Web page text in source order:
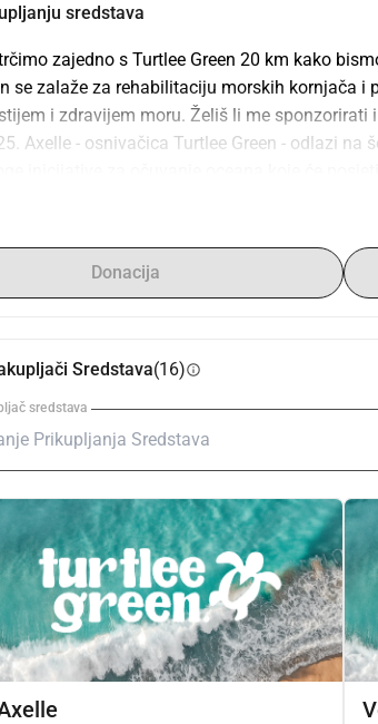
sredstava
zajedno s Turtlee Green 20 km kako
se zalaže za rehabilitaciju morskih kornjača
i zdravijem moru. Želiš li me sponzorirati
Axelle - osnivačica Turtlee Green - odlazi
i pomozite 🐢
Donacija
Sredstava(16)info
sredstava